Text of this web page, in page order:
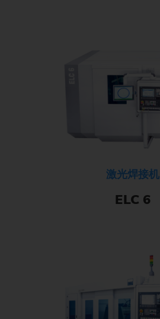
激光焊接机
ELC 6